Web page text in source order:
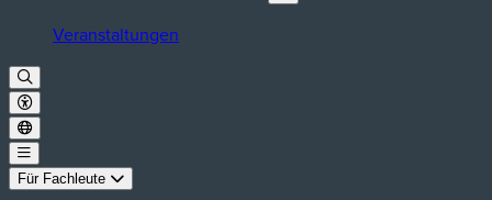
Veranstaltungen
Für Fachleute